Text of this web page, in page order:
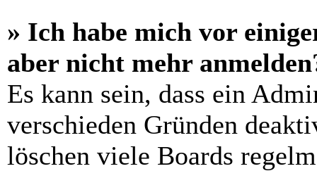
» Ich habe mich vor
aber nicht mehr
Es kann sein, dass ein
verschieden Gründen
löschen viele Boards